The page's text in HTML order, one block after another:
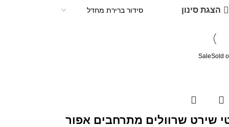
הצגת סינון
SaleSold
שירט שרוולים מתרחבים אפור